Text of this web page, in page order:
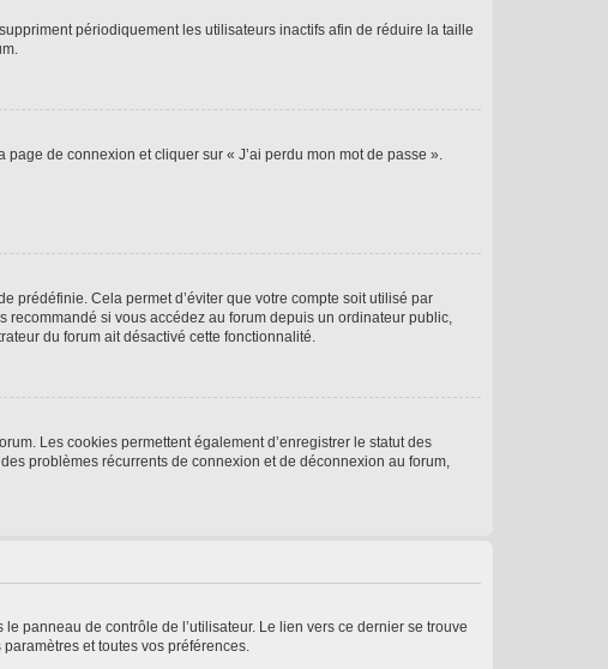
périodiquement les utilisateurs inactifs afin de réduire la taille
de connexion et cliquer sur « J’ai perdu mon mot de passe ».
prédéfinie. Cela permet d’éviter que votre compte soit utilisé par
recommandé si vous accédez au forum depuis un ordinateur public,
du forum ait désactivé cette fonctionnalité.
Les cookies permettent également d’enregistrer le statut des
problèmes récurrents de connexion et de déconnexion au forum,
panneau de contrôle de l’utilisateur. Le lien vers ce dernier se trouve
et toutes vos préférences.